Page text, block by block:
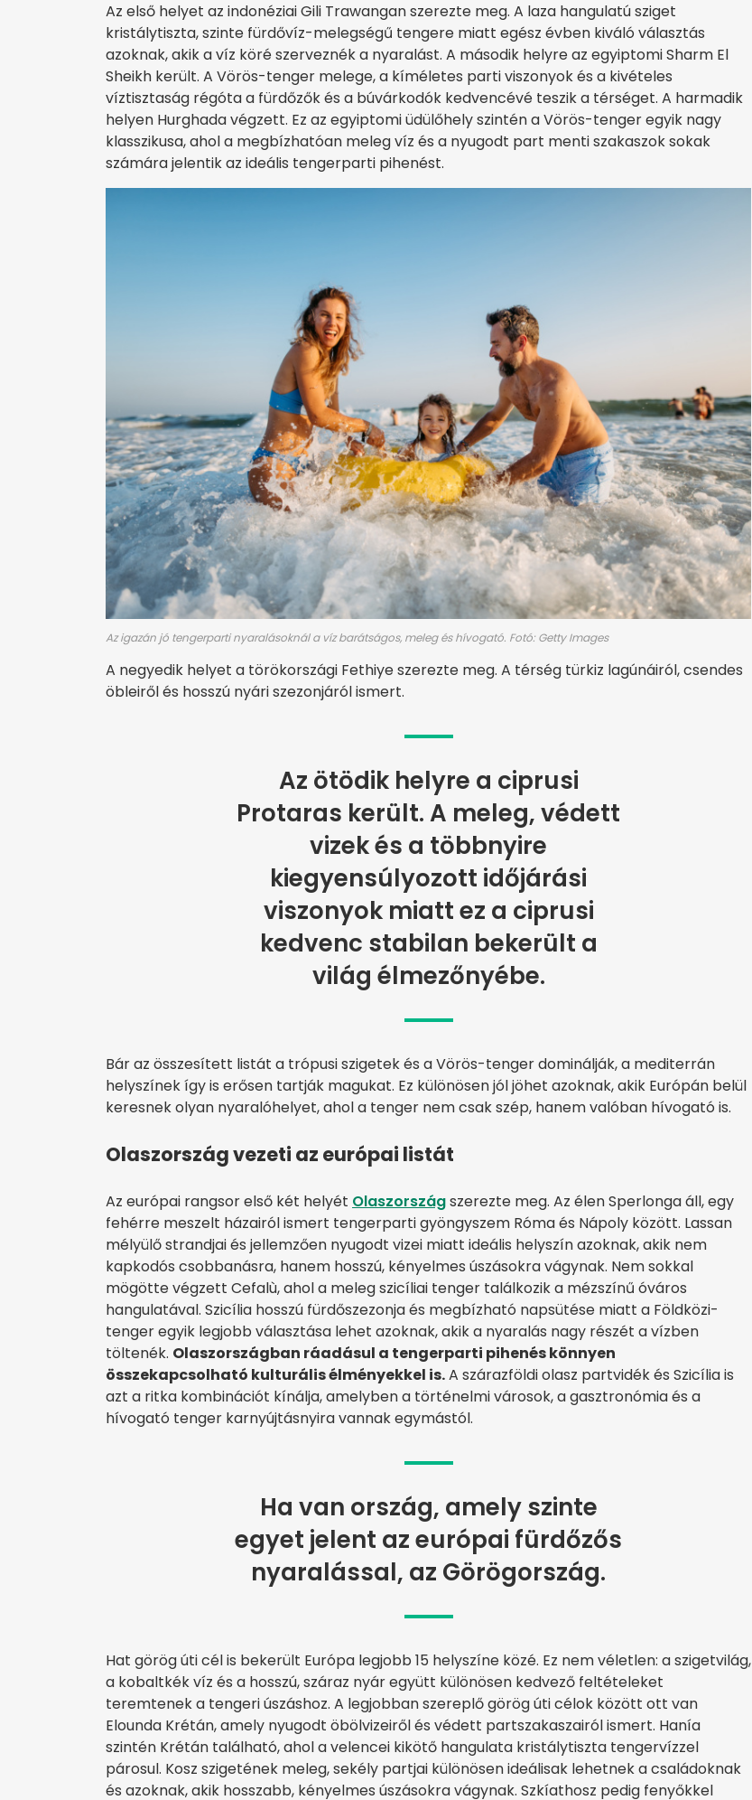
Az első helyet az indonéziai Gili Trawangan szerezte meg. A laza hangulatú sziget
kristálytiszta, szinte fürdővíz-melegségű tengere miatt egész évben kiváló választás
azoknak, akik a víz köré szerveznék a nyaralást. A második helyre az egyiptomi Sharm El
Sheikh került. A Vörös-tenger melege, a kíméletes parti viszonyok és a kivételes
víztisztaság régóta a fürdőzők és a búvárkodók kedvencévé teszik a térséget. A harmadik
helyen Hurghada végzett. Ez az egyiptomi üdülőhely szintén a Vörös-tenger egyik nagy
klasszikusa, ahol a megbízhatóan meleg víz és a nyugodt part menti szakaszok sokak
számára jelentik az ideális tengerparti pihenést.
Az igazán jó tengerparti nyaralásoknál a víz barátságos, meleg és hívogató. Fotó: Getty Images
A negyedik helyet a törökországi Fethiye szerezte meg. A térség türkiz lagúnáiról, csendes
öbleiről és hosszú nyári szezonjáról ismert.
Az ötödik helyre a ciprusi
Protaras került. A meleg, védett
vizek és a többnyire
kiegyensúlyozott időjárási
viszonyok miatt ez a ciprusi
kedvenc stabilan bekerült a
világ élmezőnyébe.
Bár az összesített listát a trópusi szigetek és a Vörös-tenger dominálják, a mediterrán
helyszínek így is erősen tartják magukat. Ez különösen jól jöhet azoknak, akik Európán belül
keresnek olyan nyaralóhelyet, ahol a tenger nem csak szép, hanem valóban hívogató is.
Olaszország vezeti az európai listát
Az európai rangsor első két helyét Olaszországszerezte meg. Az élen Sperlonga áll, egy
fehérre meszelt házairól ismert tengerparti gyöngyszem Róma és Nápoly között. Lassan
mélyülő strandjai és jellemzően nyugodt vizei miatt ideális helyszín azoknak, akik nem
kapkodós csobbanásra, hanem hosszú, kényelmes úszásokra vágynak. Nem sokkal
mögötte végzett Cefalù, ahol a meleg szicíliai tenger találkozik a mézszínű óváros
hangulatával. Szicília hosszú fürdőszezonja és megbízható napsütése miatt a Földközi-
tenger egyik legjobb választása lehet azoknak, akik a nyaralás nagy részét a vízben
töltenék. Olaszországban ráadásul a tengerparti pihenés könnyen
összekapcsolható kulturális élményekkel is.A szárazföldi olasz partvidék és Szicília is
azt a ritka kombinációt kínálja, amelyben a történelmi városok, a gasztronómia és a
hívogató tenger karnyújtásnyira vannak egymástól.
Ha van ország, amely szinte
egyet jelent az európai fürdőzős
nyaralással, az Görögország.
Hat görög úti cél is bekerült Európa legjobb 15 helyszíne közé. Ez nem véletlen: a szigetvilág,
a kobaltkék víz és a hosszú, száraz nyár együtt különösen kedvező feltételeket
teremtenek a tengeri úszáshoz. A legjobban szereplő görög úti célok között ott van
Elounda Krétán, amely nyugodt öbölvizeiről és védett partszakaszairól ismert. Hanía
szintén Krétán található, ahol a velencei kikötő hangulata kristálytiszta tengervízzel
párosul. Kosz szigetének meleg, sekély partjai különösen ideálisak lehetnek a családoknak
és azoknak, akik hosszabb, kényelmes úszásokra vágynak. Szkíathosz pedig fenyőkkel